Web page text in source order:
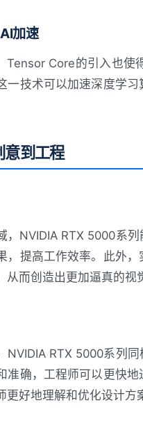
加速
Tensor Core的引入也使
一技术可以加速深度学
意到工程
，NVIDIA RTX 5000系
，提高工作效率。此外
从而创造出更加逼真的视
NVIDIA RTX 5000系列
准确，工程师可以更快
更好地理解和优化设计方